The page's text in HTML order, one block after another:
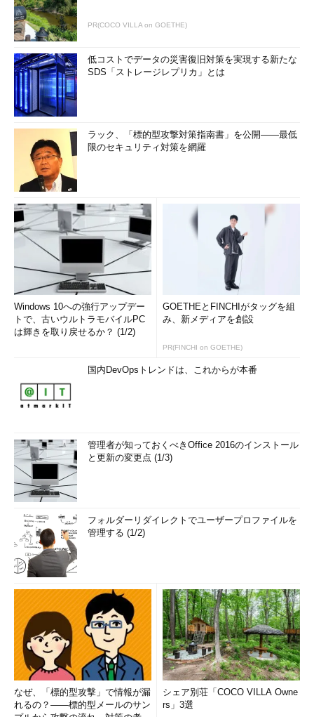
PR(COCO VILLA on GOETHE)
低コストでデータの災害復旧対策を実現する新たな
SDS「ストレージレプリカ」とは
ラック、「標的型攻撃対策指南書」を公開――最低
限のセキュリティ対策を網羅
Windows 10への強行アップデー
トで、古いウルトラモバイルPC
は輝きを取り戻せるか？ (1/2)
GOETHEとFINCHIがタッグを組
み、新メディアを創設
PR(FINCHI on GOETHE)
国内DevOpsトレンドは、これからが本番
管理者が知っておくべきOffice 2016のインストール
と更新の変更点 (1/3)
フォルダーリダイレクトでユーザープロファイルを
管理する (1/2)
なぜ、「標的型攻撃」で情報が漏
れるの？――標的型メールのサン
シェア別荘「COCO VILLA Owne
rs」3選